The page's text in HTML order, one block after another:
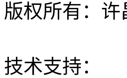
版权所有：
技术支持：